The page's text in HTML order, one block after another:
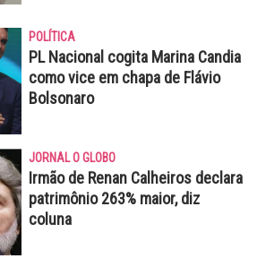
POLÍTICA
PL Nacional cogita Marina Candia
como vice em chapa de Flávio
Bolsonaro
JORNAL O GLOBO
Irmão de Renan Calheiros declara
patrimônio 263% maior, diz
coluna